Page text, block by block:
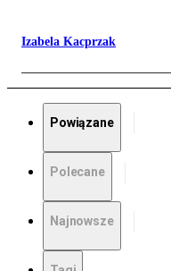
Izabela Kacprzak
Powiązane
Polecane
Najnowsze